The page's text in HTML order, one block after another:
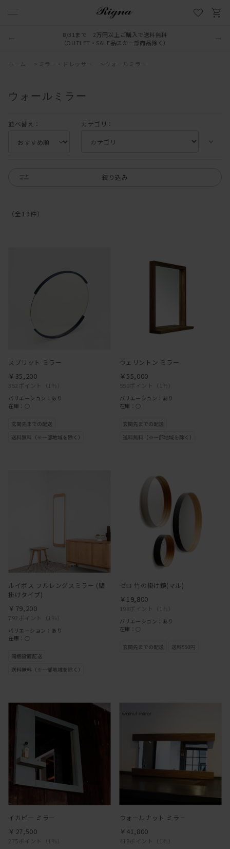
8/31まで 2万円以上ご購入で送料無料
（OUTLET・SALE品ほか一部商品除く）
ホーム ミラー・ドレッサー ウォールミラー
ウォールミラー
並べ替え： カテゴリ：
絞り込み
（全 19件）
スプリット ミラー
352ポイント （1％）
￥35,200
バリエーション：あり
在庫：○
ウェリントン ミラー
550ポイント （1％）
￥55,000
バリエーション：あり
在庫：○
ルイボス フルレングスミラー (壁
掛けタイプ)
792ポイント （1％）
￥79,200
バリエーション：あり
在庫：○
ゼロ 竹の掛け鏡(マル)
198ポイント （1％）
￥19,800
バリエーション：あり
在庫：○
イカピー ミラー
275ポイント （1％）
￥27,500
ウォールナット ミラー
418ポイント （1％）
￥41,800